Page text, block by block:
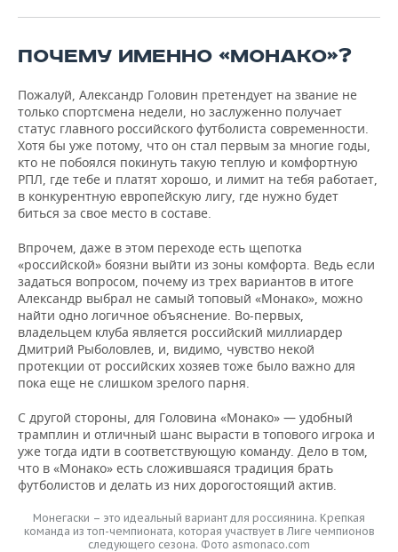
ФИГУРНОЕ КАТАНИЕ
ВОДНЫЕ ВИДЫ СПОРТА
ХОККЕЙ С МЯЧОМ
МЕДИЦИНА
ОБРАЗОВАНИЕ
ПРОИСШЕСТВИЯ
ПОЧЕМУ ИМЕННО «МОНАКО»?
Пожалуй, Александр Головин претендует на звание не
только спортсмена недели, но заслуженно получает
статус главного российского футболиста современности.
Хотя бы уже потому, что он стал первым за многие годы,
кто не побоялся покинуть такую теплую и комфортную
РПЛ, где тебе и платят хорошо, и лимит на тебя работает,
в конкурентную европейскую лигу, где нужно будет
биться за свое место в составе.
Впрочем, даже в этом переходе есть щепотка
«российской» боязни выйти из зоны комфорта. Ведь если
задаться вопросом, почему из трех вариантов в итоге
Александр выбрал не самый топовый «Монако», можно
найти одно логичное объяснение. Во-первых,
владельцем клуба является российский миллиардер
Дмитрий Рыболовлев, и, видимо, чувство некой
протекции от российских хозяев тоже было важно для
пока еще не слишком зрелого парня.
С другой стороны, для Головина «Монако» — удобный
трамплин и отличный шанс вырасти в топового игрока и
уже тогда идти в соответствующую команду. Дело в том,
что в «Монако» есть сложившаяся традиция брать
футболистов и делать из них дорогостоящий актив.
Монегаски – это идеальный вариант для россиянина. Крепкая
команда из топ-чемпионата, которая участвует в Лиге чемпионов
следующего сезона. Фото asmonaco.com